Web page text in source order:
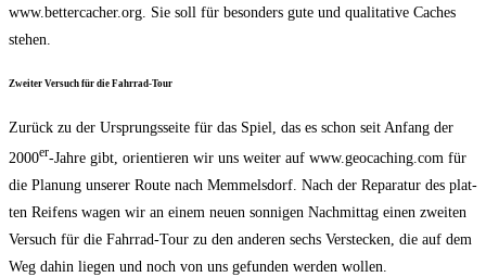
www.bettercacher.org. Sie soll für beson­ders gute und qua­li­ta­ti­ve Caches
stehen.
Zwei­ter Ver­such für die Fahrrad-Tour
Zurück zu der Ursprungs­sei­te für das Spiel, das es schon seit Anfang der
2000er-Jah­re gibt, ori­en­tie­ren wir uns wei­ter auf www.geocaching.com für
die Pla­nung unse­rer Rou­te nach Mem­mels­dorf. Nach der Repa­ra­tur des plat­
ten Rei­fens wagen wir an einem neu­en son­ni­gen Nach­mit­tag einen zwei­ten
Ver­such für die Fahr­rad-Tour zu den ande­ren sechs Ver­ste­cken, die auf dem
Weg dahin lie­gen und noch von uns gefun­den wer­den wollen.